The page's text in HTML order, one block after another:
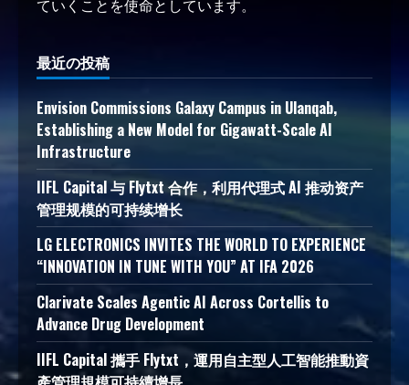
ていくことを使命としています。
最近の投稿
Envision Commissions Galaxy Campus in Ulanqab,
Establishing a New Model for Gigawatt-Scale AI
Infrastructure
IIFL Capital 与 Flytxt 合作，利用代理式 AI 推动资产
管理规模的可持续增长
LG ELECTRONICS INVITES THE WORLD TO EXPERIENCE
“INNOVATION IN TUNE WITH YOU” AT IFA 2026
Clarivate Scales Agentic AI Across Cortellis to
Advance Drug Development
IIFL Capital 攜手 Flytxt，運用自主型人工智能推動資